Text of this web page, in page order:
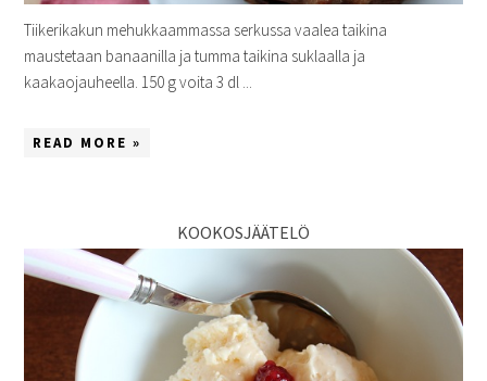
Tiikerikakun mehukkaammassa serkussa vaalea taikina
maustetaan banaanilla ja tumma taikina suklaalla ja
kaakaojauheella. 150 g voita 3 dl ...
READ MORE »
KOOKOSJÄÄTELÖ